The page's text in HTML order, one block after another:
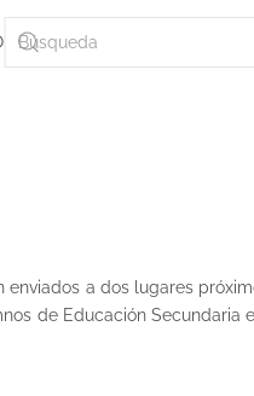
a dos lugares
de Educación Secundaria